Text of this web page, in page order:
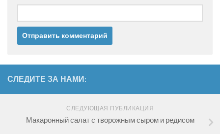
СЛЕДИТЕ ЗА НАМИ:
СЛЕДУЮЩАЯ ПУБЛИКАЦИЯ
Макаронный салат с творожным сыром и редисом